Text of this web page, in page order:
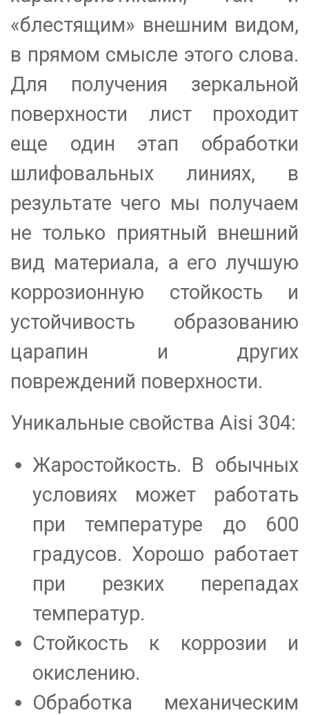
«блестящим» внешним видом,
в прямом смысле этого слова.
Для получения зеркальной
поверхности лист проходит
еще один этап обработки
шлифовальных линиях, в
результате чего мы получаем
не только приятный внешний
вид материала, а его лучшую
коррозионную стойкость и
устойчивость образованию
царапин и других
повреждений поверхности.
Уникальные свойства Aisi 304:
Жаростойкость. В обычных
условиях может работать
при температуре до 600
градусов. Хорошо работает
при резких перепадах
температур.
Стойкость к коррозии и
окислению.
Обработка механическим